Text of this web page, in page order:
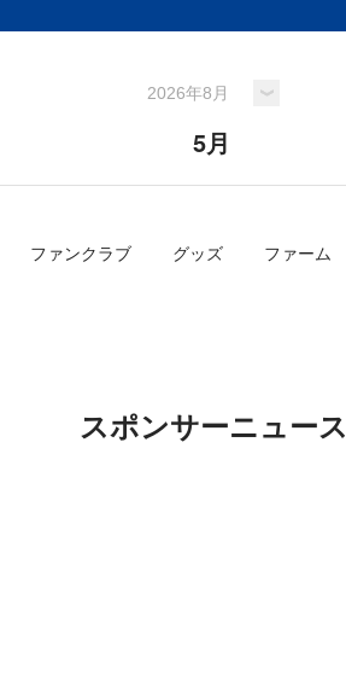
5月
ファンクラブ グッズ ファーム
スポンサーニュース